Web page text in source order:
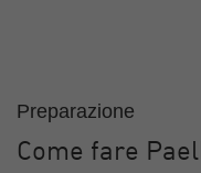
Preparazione
Come fare